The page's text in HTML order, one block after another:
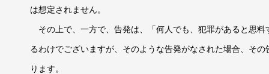
は想定されません。
その上で、一方で、告発は、「何人でも、犯罪があると思
るわけでございますが、そのような告発がなされた場合、そ
ります。